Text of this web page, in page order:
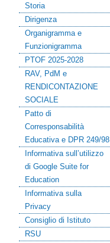
Storia
Dirigenza
Organigramma e
Funzionigramma
PTOF 2025-2028
RAV, PdM e
RENDICONTAZIONE
SOCIALE
Patto di
Corresponsabilità
Educativa e DPR 249/98
Informativa sull’utilizzo
di Google Suite for
Education
Informativa sulla
Privacy
Consiglio di Istituto
RSU